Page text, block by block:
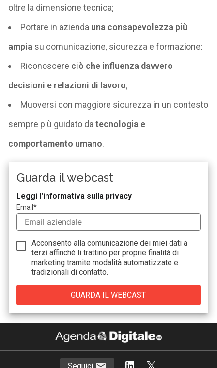
oltre la dimensione tecnica;
Portare in azienda una consapevolezza più
ampia su comunicazione, sicurezza e formazione;
Riconoscere ciò che influenza davvero
decisioni e relazioni di lavoro;
Muoversi con maggiore sicurezza in un contesto
sempre più guidato datecnologia e
comportamento umano.
Guarda il webcast
Leggi l'informativa sulla privacy
Email*
Acconsento alla comunicazione dei miei dati a
terzi affinché li trattino per proprie finalità di
marketing tramite modalità automatizzate e
tradizionali di contatto.
Seguici